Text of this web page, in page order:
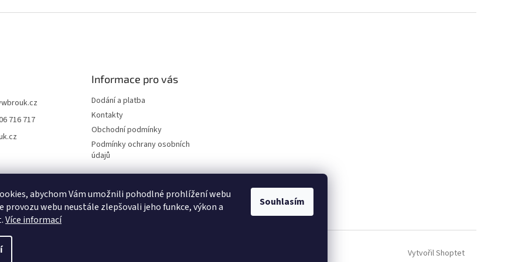
abychom Vám umožnili pohodlné prohlížení webu
provozu webu neustále zlepšovali jeho funkce, výkon a
Více informací
Souhlasím
716 717
Informace pro vás
Dodání a platba
Kontakty
Obchodní podmínky
Podmínky ochrany osobních
údajů
Vytvořil Shoptet